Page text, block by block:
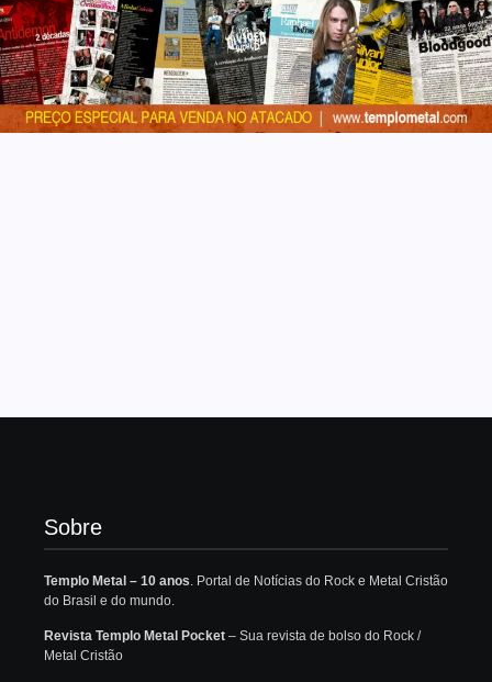
Sobre
Templo Metal – 10 anos . Portal de Notícias do Rock e Metal Cristão
do Brasil e do mundo.
Revista Templo Metal Pocket – Sua revista de bolso do Rock /
Metal Cristão